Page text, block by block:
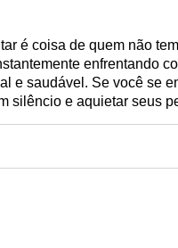
é coisa de quem não
enfrentando
e saudável. Se você se
silêncio e aquietar seus